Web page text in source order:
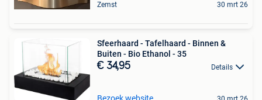
Zemst 30 mrt 26
Sfeerhaard - Tafelhaard - Binnen &
Buiten - Bio Ethanol - 35
€ 34,95 Details